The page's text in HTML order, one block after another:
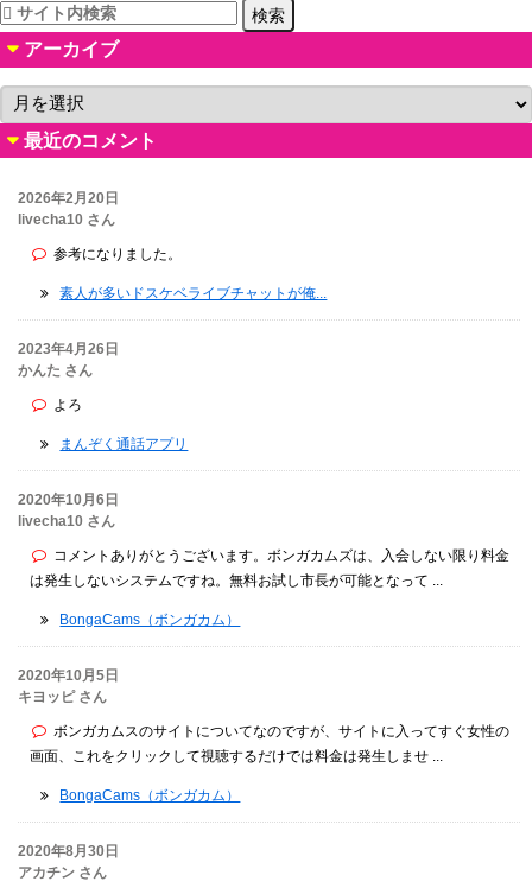
アーカイブ
ー
カ 最近のコメント
2026年2月20日
livecha10 さん
参考になりました。
素人が多いドスケベライブチャットが俺...
2023年4月26日
かんた さん
よろ
まんぞく通話アプリ
2020年10月6日
livecha10 さん
コメントありがとうございます。ボンガカムズは、入会しない限り料金
は発生しないシステムですね。無料お試し市長が可能となって ...
BongaCams（ボンガカム）
2020年10月5日
キヨッピ さん
ボンガカムスのサイトについてなのですが、サイトに入ってすぐ女性の
画面、これをクリックして視聴するだけでは料金は発生しませ ...
BongaCams（ボンガカム）
2020年8月30日
アカチン さん